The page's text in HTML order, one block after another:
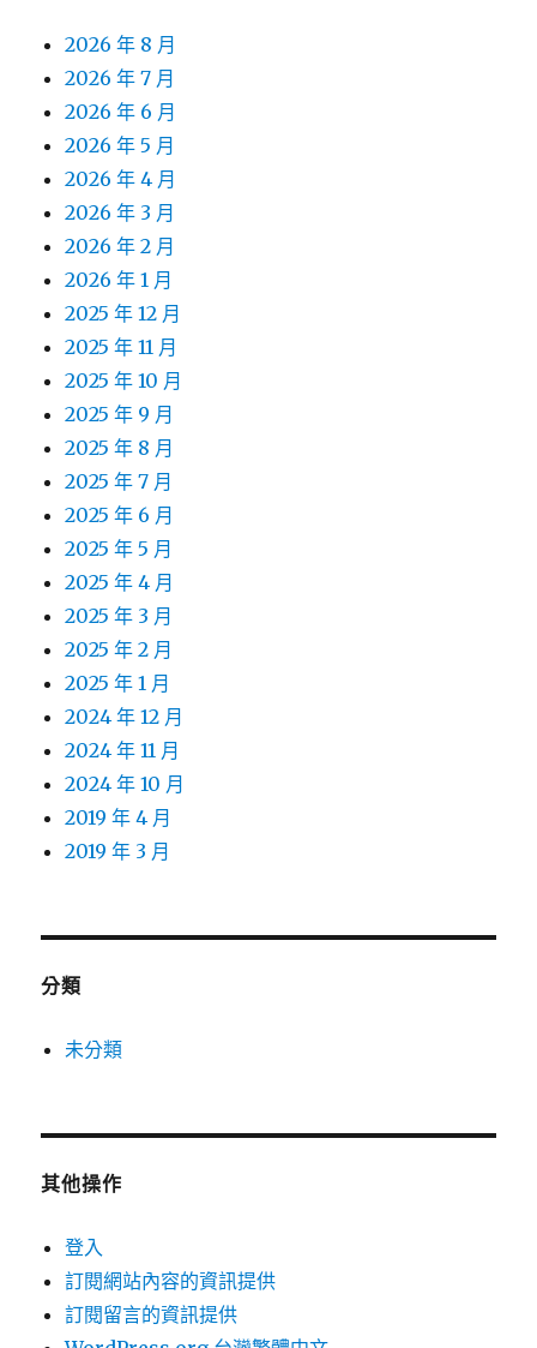
2026 年 8 月
2026 年 7 月
2026 年 6 月
2026 年 5 月
2026 年 4 月
2026 年 3 月
2026 年 2 月
2026 年 1 月
2025 年 12 月
2025 年 11 月
2025 年 10 月
2025 年 9 月
2025 年 8 月
2025 年 7 月
2025 年 6 月
2025 年 5 月
2025 年 4 月
2025 年 3 月
2025 年 2 月
2025 年 1 月
2024 年 12 月
2024 年 11 月
2024 年 10 月
2019 年 4 月
2019 年 3 月
分類
未分類
其他操作
登入
訂閱網站內容的資訊提供
訂閱留言的資訊提供